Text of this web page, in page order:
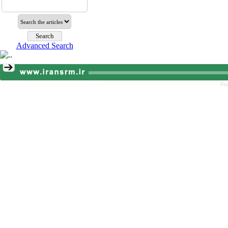
Advanced Search